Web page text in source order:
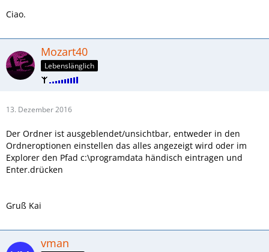
Ciao.
Mozart40
Lebenslänglich
13. Dezember 2016
Der Ordner ist ausgeblendet/unsichtbar, entweder in den
Ordneroptionen einstellen das alles angezeigt wird oder im
Explorer den Pfad c:\programdata händisch eintragen und
Enter.drücken
Gruß Kai
vman